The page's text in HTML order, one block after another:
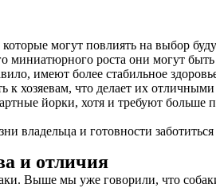
могут повлиять на выбор
миниатюрного роста они могут
имеют более стабильное
хозяевам, что делает их
йорки, хотя и требуют больше
и готовности
и отличия
Выше мы уже говорили, что